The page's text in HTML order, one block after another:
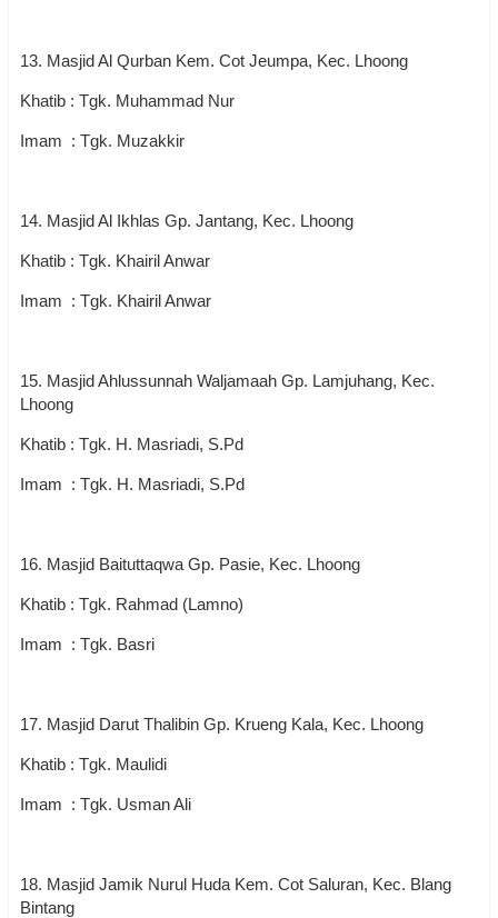
13. Masjid Al Qurban Kem. Cot Jeumpa, Kec. Lhoong
Khatib : Tgk. Muhammad Nur
Imam : Tgk. Muzakkir
14. Masjid Al Ikhlas Gp. Jantang, Kec. Lhoong
Khatib : Tgk. Khairil Anwar
Imam : Tgk. Khairil Anwar
15. Masjid Ahlussunnah Waljamaah Gp. Lamjuhang, Kec.
Lhoong
Khatib : Tgk. H. Masriadi, S.Pd
Imam : Tgk. H. Masriadi, S.Pd
16. Masjid Baituttaqwa Gp. Pasie, Kec. Lhoong
Khatib : Tgk. Rahmad (Lamno)
Imam : Tgk. Basri
17. Masjid Darut Thalibin Gp. Krueng Kala, Kec. Lhoong
Khatib : Tgk. Maulidi
Imam : Tgk. Usman Ali
18. Masjid Jamik Nurul Huda Kem. Cot Saluran, Kec. Blang
Bintang